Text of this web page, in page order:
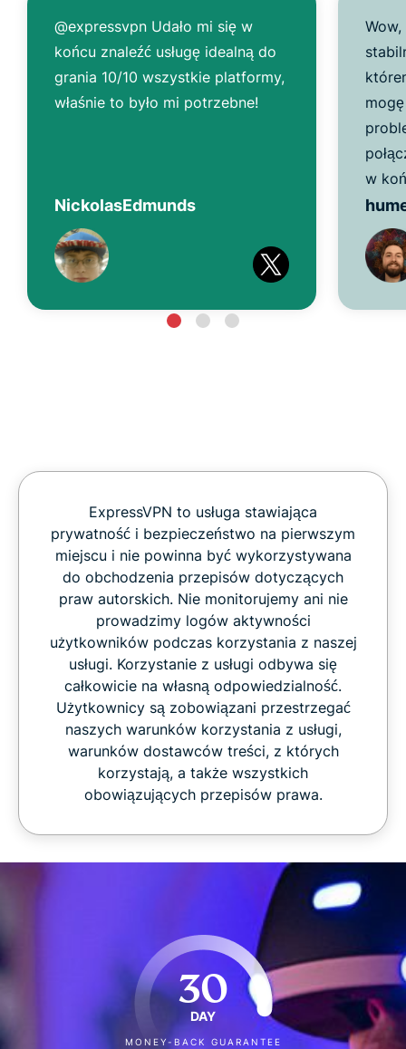
@expressvpn Udało mi się w
końcu znaleźć usługę idealną do
grania 10/10 wszystkie platformy,
właśnie to było mi potrzebne!
NickolasEdmunds
w
ExpressVPN to usługa stawiająca
prywatność i bezpieczeństwo na pierwszym
miejscu i nie powinna być wykorzystywana
do obchodzenia przepisów dotyczących
praw autorskich. Nie monitorujemy ani nie
prowadzimy logów aktywności
użytkowników podczas korzystania z naszej
usługi. Korzystanie z usługi odbywa się
całkowicie na własną odpowiedzialność.
Użytkownicy są zobowiązani przestrzegać
naszych warunków korzystania z usługi,
warunków dostawców treści, z których
korzystają, a także wszystkich
obowiązujących przepisów prawa.
30
DAY
MONEY-BACK GUARANTEE